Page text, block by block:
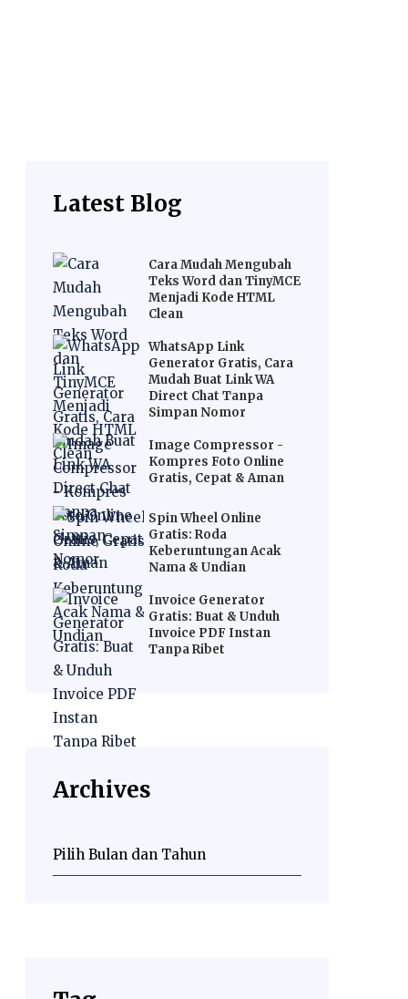
Latest Blog
Cara Mudah Mengubah
Teks Word dan TinyMCE
Menjadi Kode HTML
Clean
WhatsApp Link
Generator Gratis, Cara
Mudah Buat Link WA
Direct Chat Tanpa
Simpan Nomor
Image Compressor -
Kompres Foto Online
Gratis, Cepat & Aman
Spin Wheel Online
Gratis: Roda
Keberuntungan Acak
Nama & Undian
Invoice Generator
Gratis: Buat & Unduh
Invoice PDF Instan
Tanpa Ribet
Archives